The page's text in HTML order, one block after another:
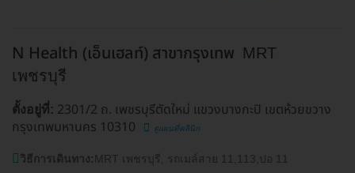
N Health (เอ็นเฮลท์) สาขากรุงเทพ MRT
เพชรบุรี
ตั้งอยู่ที่: 2301/2 ถ. เพชรบุรีตัดใหม่ แขวงบางกะปิ เขตห้วยขวาง
กรุงเทพมหานคร 10310
ดูแผนที่คลินิก
วิธีการเดินทาง: MRT เพชรบุรี, รถเมล์สาย 11,113,ปอ 11